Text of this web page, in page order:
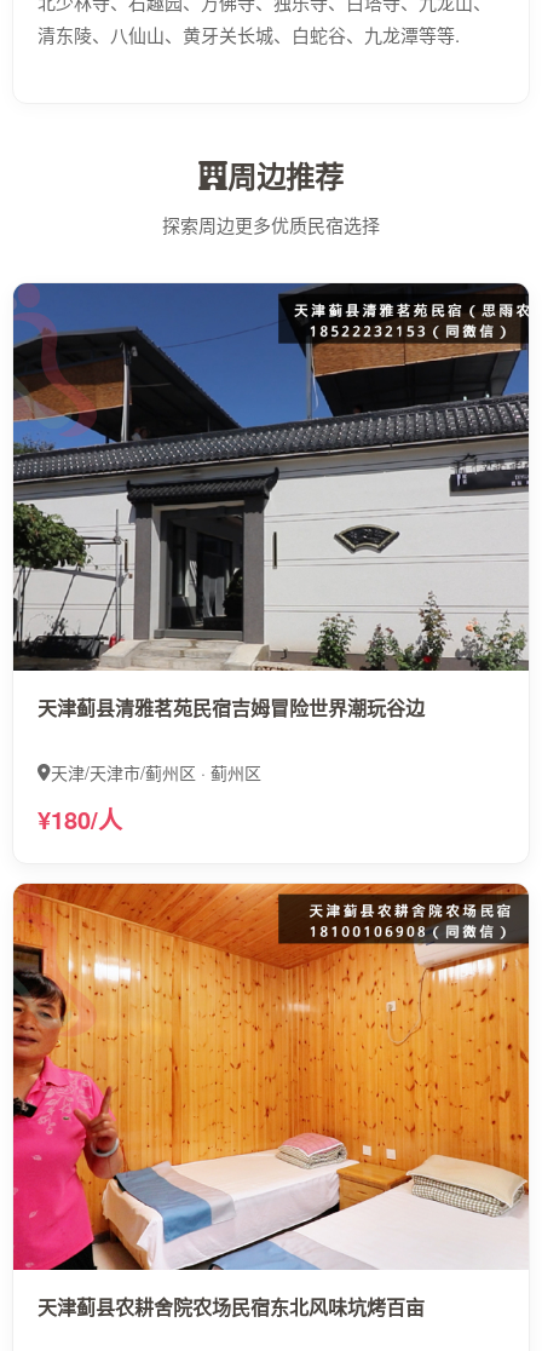
清东陵、八仙山、黄牙关长城、白蛇谷、九龙潭等等.
周边推荐
探索周边更多优质民宿选择
天津蓟县清雅茗苑民宿吉姆冒险世界潮玩谷边
天津/天津市/蓟州区 · 蓟州区
¥180/人
天津蓟县农耕舍院农场民宿东北风味坑烤百亩